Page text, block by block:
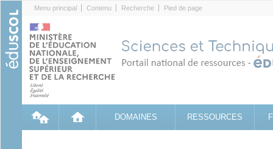
Menu principal Contenu Recherche Pied de page
DOMAINES RESSOURCES